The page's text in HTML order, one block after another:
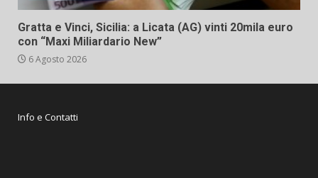
Gratta e Vinci, Sicilia: a Licata (AG) vinti 20mila euro
con “Maxi Miliardario New”
6 Agosto 2026
Info e Contatti